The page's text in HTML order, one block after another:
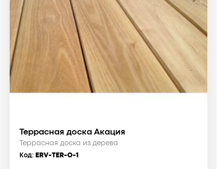
Террасная доска Акация
Террасная доска из дерева
Код: ERV-TER-O-1